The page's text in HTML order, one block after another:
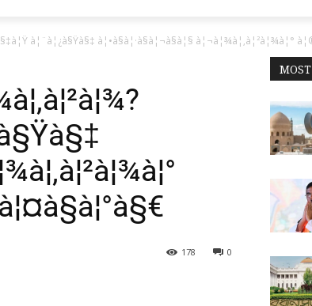
à¦¨à¦¿à§Ÿà§‡ à¦•à§à¦·à§à¦¬à§à¦§ à¦¬à¦¾à¦‚à¦²à¦¾à¦°
0
178